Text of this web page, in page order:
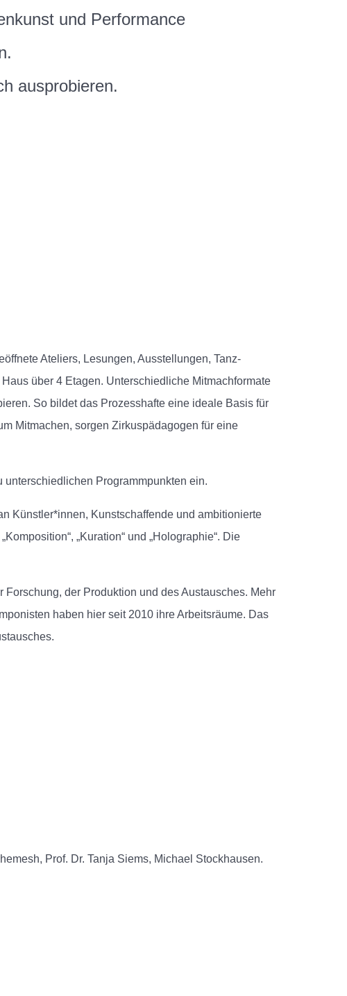
und Performance
ausprobieren.
Ateliers, Lesungen, Ausstellungen, Tanz-
über 4 Etagen. Unterschiedliche Mitmachformate
So bildet das Prozesshafte eine ideale Basis für
Mitmachen, sorgen Zirkuspädagogen für eine
Programmpunkten ein.
Künstler*innen, Kunstschaffende und ambitionierte
„Kuration“ und „Holographie“. Die
der Produktion und des Austausches. Mehr
haben hier seit 2010 ihre Arbeitsräume. Das
Prof. Dr. Tanja Siems, Michael Stockhausen.